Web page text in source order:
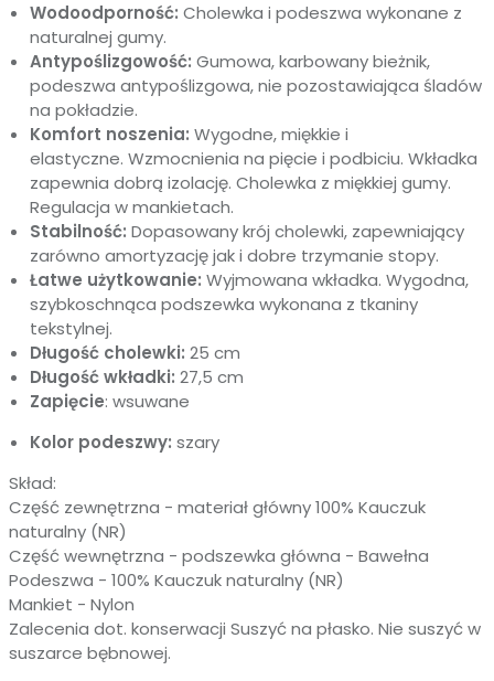
Wodoodporność: Cholewka i podeszwa wykonane z
naturalnej gumy.
Antypoślizgowość: Gumowa, karbowany bieżnik,
podeszwa antypoślizgowa, nie pozostawiająca śladów
na pokładzie.
Komfort noszenia: Wygodne, miękkie i
elastyczne. Wzmocnienia na pięcie i podbiciu. Wkładka
zapewnia dobrą izolację. Cholewka z miękkiej gumy.
Regulacja w mankietach.
Stabilność: Dopasowany krój cholewki, zapewniający
zarówno amortyzację jak i dobre trzymanie stopy.
Łatwe użytkowanie: Wyjmowana wkładka. Wygodna,
szybkoschnąca podszewka wykonana z tkaniny
tekstylnej.
Długość cholewki: 25 cm
Długość wkładki: 27,5 cm
Zapięcie: wsuwane
Kolor podeszwy: szary
Skład:
Część zewnętrzna - materiał główny 100% Kauczuk
naturalny (NR)
Część wewnętrzna - podszewka główna - Bawełna
Podeszwa - 100% Kauczuk naturalny (NR)
Mankiet - Nylon
Zalecenia dot. konserwacji Suszyć na płasko. Nie suszyć w
suszarce bębnowej.